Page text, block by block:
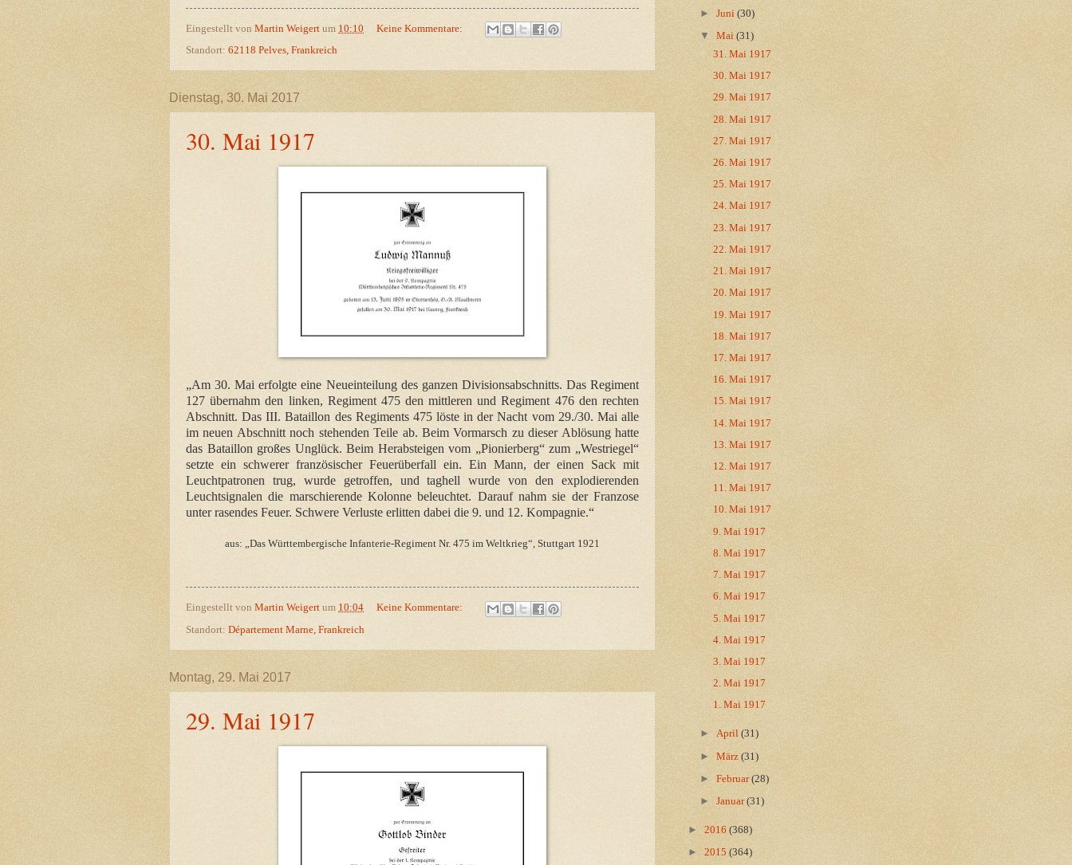
Eingestellt von Martin Weigert um 10:10
Keine Kommentare:
Standort: 62118 Pelves, Frankreich
Dienstag, 30. Mai 2017
30. Mai 1917
„Am 30. Mai erfolgte eine Neueinteilung des ganzen Divisionsabschnitts. Das Regiment
127 übernahm den linken, Regiment 475 den mittleren und Regiment 476 den rechten
Abschnitt. Das III. Bataillon des Regiments 475 löste in der Nacht vom 29./30. Mai alle
im neuen Abschnitt noch stehenden Teile ab. Beim Vormarsch zu dieser Ablösung hatte
das Bataillon großes Unglück. Beim Herabsteigen vom „Pionierberg“ zum „Westriegel“
setzte ein schwerer französischer Feuerüberfall ein. Ein Mann, der einen Sack mit
Leuchtpatronen trug, wurde getroffen, und taghell wurde von den explodierenden
Leuchtsignalen die marschierende Kolonne beleuchtet. Darauf nahm sie der Franzose
unter rasendes Feuer. Schwere Verluste erlitten dabei die 9. und 12. Kompagnie.“
aus: „Das Württembergische Infanterie-Regiment Nr. 475 im Weltkrieg“, Stuttgart 1921
Eingestellt von Martin Weigert um 10:04
Keine Kommentare:
Standort: Département Marne, Frankreich
Montag, 29. Mai 2017
29. Mai 1917
►Juni(30)
▼Mai(31)
31. Mai 1917
30. Mai 1917
29. Mai 1917
28. Mai 1917
27. Mai 1917
26. Mai 1917
25. Mai 1917
24. Mai 1917
23. Mai 1917
22. Mai 1917
21. Mai 1917
20. Mai 1917
19. Mai 1917
18. Mai 1917
17. Mai 1917
16. Mai 1917
15. Mai 1917
14. Mai 1917
13. Mai 1917
12. Mai 1917
11. Mai 1917
10. Mai 1917
9. Mai 1917
8. Mai 1917
7. Mai 1917
6. Mai 1917
5. Mai 1917
4. Mai 1917
3. Mai 1917
2. Mai 1917
1. Mai 1917
►April(31)
►März(31)
►Februar(28)
►Januar(31)
► 2016 (368)
► 2015 (364)